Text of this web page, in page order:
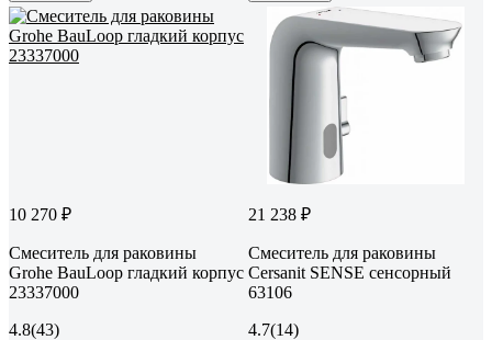
10 270 ₽
Смеситель для раковины
Grohe BauLoop гладкий корпус
23337000
4.8(43)
21 238 ₽
Смеситель для раковины
Cersanit SENSE сенсорный
63106
4.7(14)